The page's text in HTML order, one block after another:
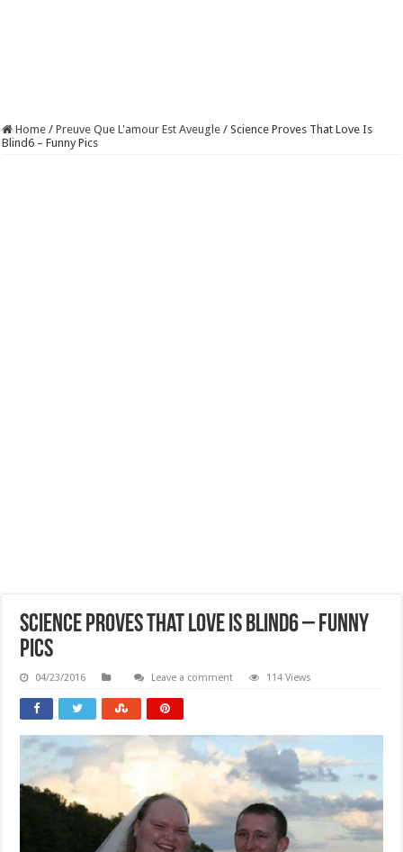
Home / Preuve Que L'amour Est Aveugle / Science Proves That Love Is
Blind6 – Funny Pics
Science Proves That Love Is Blind6 – Funny
Pics
04/23/2016 Leave a comment 114 Views